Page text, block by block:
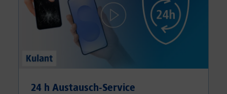
24 h Austausch-Service